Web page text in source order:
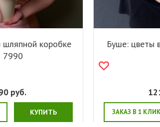
шляпной коробке
7990
руб.
КУПИТЬ
Буше: цветы
ЗАКАЗ В 1 КЛИК